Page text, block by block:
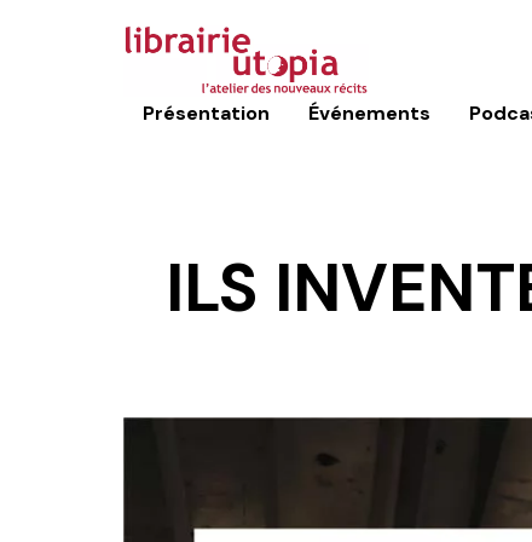
Présentation Événements
ILS